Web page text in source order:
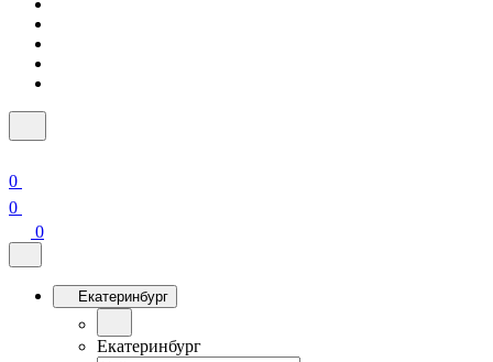
0
0
0
Екатеринбург
Екатеринбург